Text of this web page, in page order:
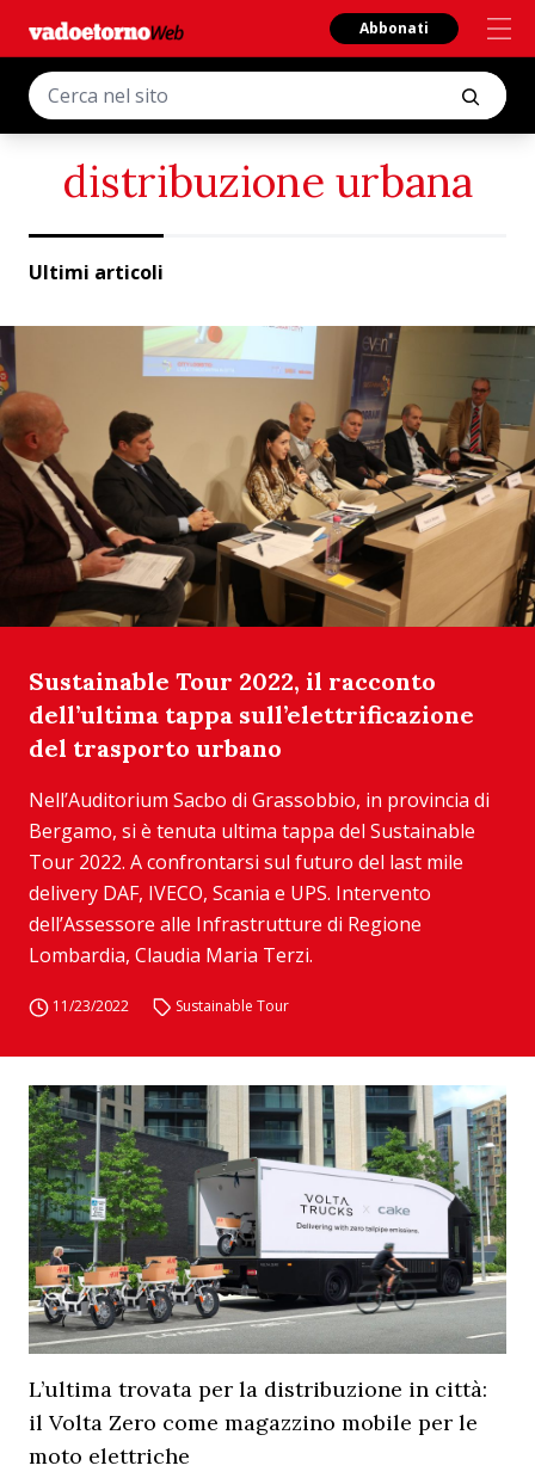
Abbonati
distribuzione urbana
Ultimi articoli
Sustainable Tour 2022, il racconto
dell’ultima tappa sull’elettrificazione
del trasporto urbano
Nell’Auditorium Sacbo di Grassobbio, in provincia di
Bergamo, si è tenuta ultima tappa del Sustainable
Tour 2022. A confrontarsi sul futuro del last mile
delivery DAF, IVECO, Scania e UPS. Intervento
dell’Assessore alle Infrastrutture di Regione
Lombardia, Claudia Maria Terzi.
11/23/2022 Sustainable Tour
L’ultima trovata per la distribuzione in città:
il Volta Zero come magazzino mobile per le
moto elettriche